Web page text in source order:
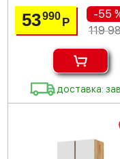
53990Р
-55
119
доставка: